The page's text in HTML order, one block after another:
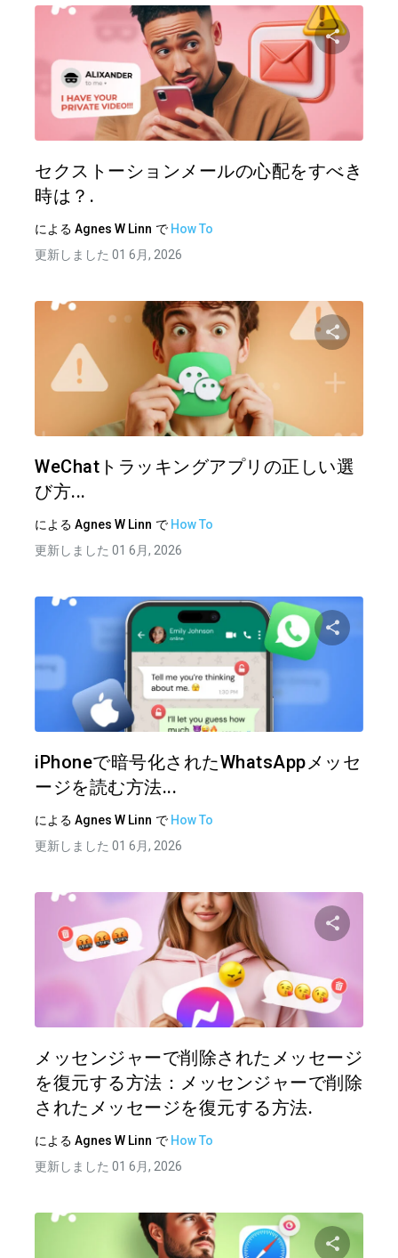
セクストーションメールの心配をすべき
時は？.
による Agnes W Linn で How To
更新しました 01 6月, 2026
この記
WeChatトラッキングアプリの正しい選
び方...
による Agnes W Linn で How To
更新しました 01 6月, 2026
iPhoneで暗号化されたWhatsAppメッセ
ージを読む方法...
による Agnes W Linn で How To
更新しました 01 6月, 2026
メッセンジャーで削除されたメッセージ
を復元する方法：メッセンジャーで削除
されたメッセージを復元する方法.
による Agnes W Linn で How To
更新しました 01 6月, 2026